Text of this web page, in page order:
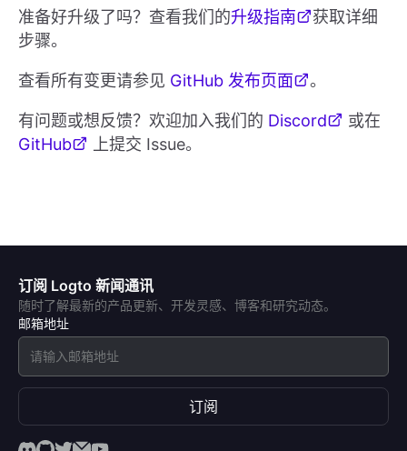
准备好升级了吗？查看我们的升级指南
获取详细
步骤。
查看所有变更请参见 GitHub 发布页面 。
有问题或想反馈？欢迎加入我们的 Discord
或在
GitHub
上提交 Issue。
订阅 Logto 新闻通讯
随时了解最新的产品更新、开发灵感、博客和研究动态。
邮箱地址
订阅